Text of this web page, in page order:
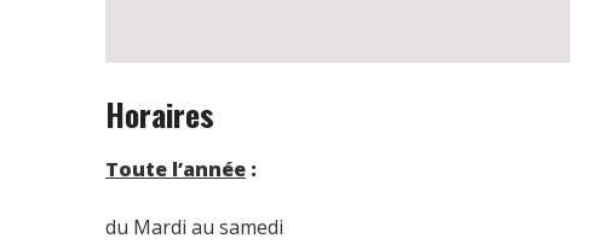
Horaires
Toute l’année :
du Mardi au samedi